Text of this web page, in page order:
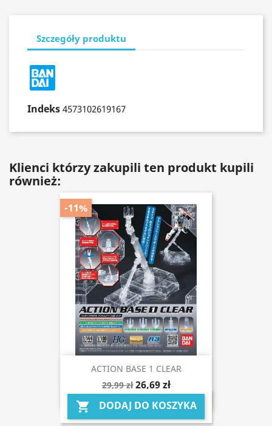
Szczegóły produktu
Indeks 4573102619167
Klienci którzy zakupili ten produkt kupili
również:
ACTION BASE 1 CLEAR
29,99 zł 26,69 zł
 DODAJ DO KOSZYKA
-11%